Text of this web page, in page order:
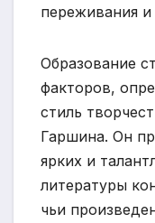
переживания
Образование
факторов,
стиль
Гаршина. Он
ярких и
литературы
чьи